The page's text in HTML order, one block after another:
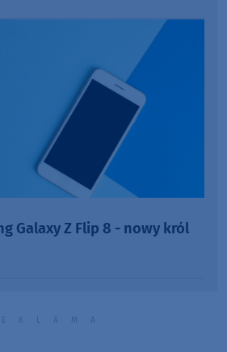
Galaxy Z Flip 8 - nowy król